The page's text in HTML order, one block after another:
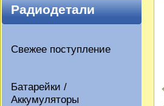
Радиодетали
Свежее поступление
Батарейки /
Аккумуляторы